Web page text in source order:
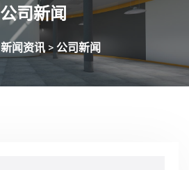
公司新闻
新闻资讯> 公司新闻